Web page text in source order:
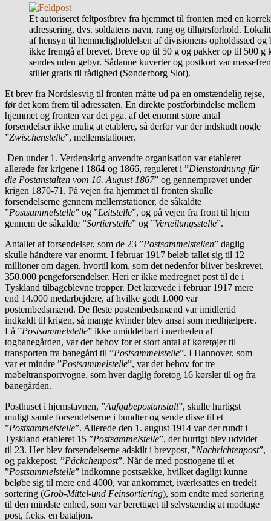
Et autoriseret feltpostbrev fra hjemmet til fronten med en
adressering, dvs. soldatens navn, rang og tilhørsforhold.
af hensyn til hemmeligholdelsen af divisionens opholdssted og
ikke fremgå af brevet. Breve op til 50 g og pakker op til 500 g
sendes uden gebyr. Sådanne kuverter og postkort var
stillet gratis til rådighed (Sønderborg Slot).
Et brev fra Nordslesvig til fronten måtte ud på en omstændelig rejse,
før det kom frem til adressaten. En direkte postforbindelse mellem
hjemmet og fronten var det pga. af det enormt store antal
forsendelser ikke mulig at etablere, så derfor var der indskudt nogle
”Zwischenstelle”, mellemstationer.
Den under 1. Verdenskrig anvendte organisation var etableret
allerede før krigene i 1864 og 1866, reguleret i ”Dienstordnung für
die Postanstalten vom 16. August 1867” og gennemprøvet under
krigen 1870-71. På vejen fra hjemmet til fronten skulle
forsendelserne gennem mellemstationer, de såkaldte
”Postsammelstelle” og ”Leitstelle”, og på vejen fra front til hjem
gennem de såkaldte ”Sortierstelle” og ”Verteilungsstelle”.
Antallet af forsendelser, som de 23 ”Postsammelstellen” daglig
skulle håndtere var enormt. I februar 1917 beløb tallet sig til 12
millioner om dagen, hvortil kom, som det nedenfor bliver beskrevet,
350.000 pengeforsendelser. Heri er ikke medregnet post til de i
Tyskland tilbageblevne tropper. Det krævede i februar 1917 mere
end 14.000 medarbejdere, af hvilke godt 1.000 var
postembedsmænd. De fleste postembedsmænd var imidlertid
indkaldt til krigen, så mange kvinder blev ansat som medhjælpere.
Lå ”Postsammelstelle” ikke umiddelbart i nærheden af
togbanegården, var der behov for et stort antal af køretøjer til
transporten fra banegård til ”Postsammelstelle”. I Hannover, som
var et mindre ”Postsammelstelle”, var der behov for tre
møbeltransportvogne, som hver daglig foretog 16 kørsler til og fra
banegården.
Posthuset i hjemstavnen, ”Aufgabepostanstalt”, skulle hurtigst
muligt samle forsendelserne i bundter og sende disse til et
”Postsammelstelle”. Allerede den 1. august 1914 var der rundt i
Tyskland etableret 15 ”Postsammelstelle”, der hurtigt blev udvidet
til 23. Her blev forsendelserne adskilt i brevpost, ”Nachrichtenpost”,
og pakkepost, ”Päckchenpost”. Når de med posttogene til et
”Postsammelstelle” indkomne postsække, hvilket dagligt kunne
beløbe sig til mere end 4000, var ankommet, iværksattes en tredelt
sortering (Grob-Mittel-und Feinsortiering), som endte med sortering
til den mindste enhed, som var berettiget til selvstændig at modtage
post, f.eks. en bataljon.